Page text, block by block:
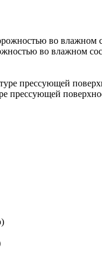
во влажном
прессующей